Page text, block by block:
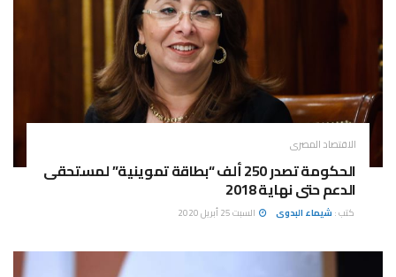
الاقتصاد المصرى
الحكومة تصدر 250 ألف “بطاقة تموينية” لمستحقى
الدعم حتى نهاية 2018
كتب : شيماء البدوى السبت 25 أبريل 2020